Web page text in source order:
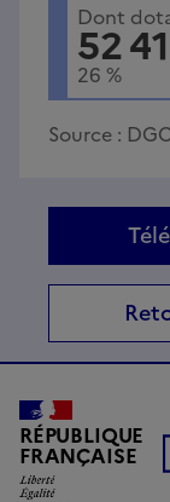
Dont
52
26 %
Source :
RÉPUBLIQUE
FRANÇAISE